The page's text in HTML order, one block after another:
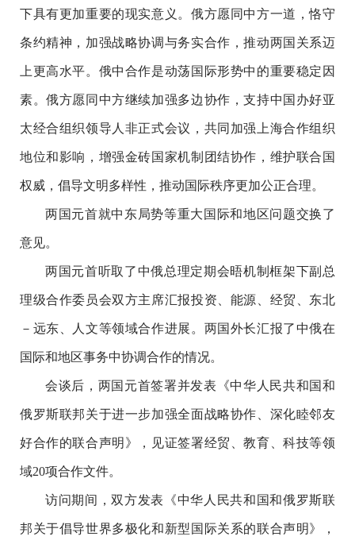
下具有更加重要的现实意义。俄方愿同中方一道，恪守
条约精神，加强战略协调与务实合作，推动两国关系迈
上更高水平。俄中合作是动荡国际形势中的重要稳定因
素。俄方愿同中方继续加强多边协作，支持中国办好亚
太经合组织领导人非正式会议，共同加强上海合作组织
地位和影响，增强金砖国家机制团结协作，维护联合国
权威，倡导文明多样性，推动国际秩序更加公正合理。
两国元首就中东局势等重大国际和地区问题交换了
意见。
两国元首听取了中俄总理定期会晤机制框架下副总
理级合作委员会双方主席汇报投资、能源、经贸、东北
－远东、人文等领域合作进展。两国外长汇报了中俄在
国际和地区事务中协调合作的情况。
会谈后，两国元首签署并发表《中华人民共和国和
俄罗斯联邦关于进一步加强全面战略协作、深化睦邻友
好合作的联合声明》，见证签署经贸、教育、科技等领
域20项合作文件。
访问期间，双方发表《中华人民共和国和俄罗斯联
邦关于倡导世界多极化和新型国际关系的联合声明》，